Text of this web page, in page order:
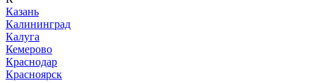
Казань
Калининград
Калуга
Кемерово
Краснодар
Красноярск